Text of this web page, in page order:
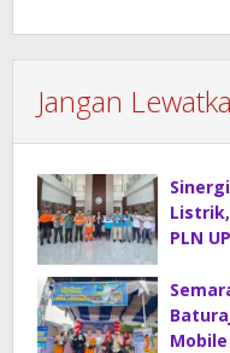
Jangan
PLN
Mobile